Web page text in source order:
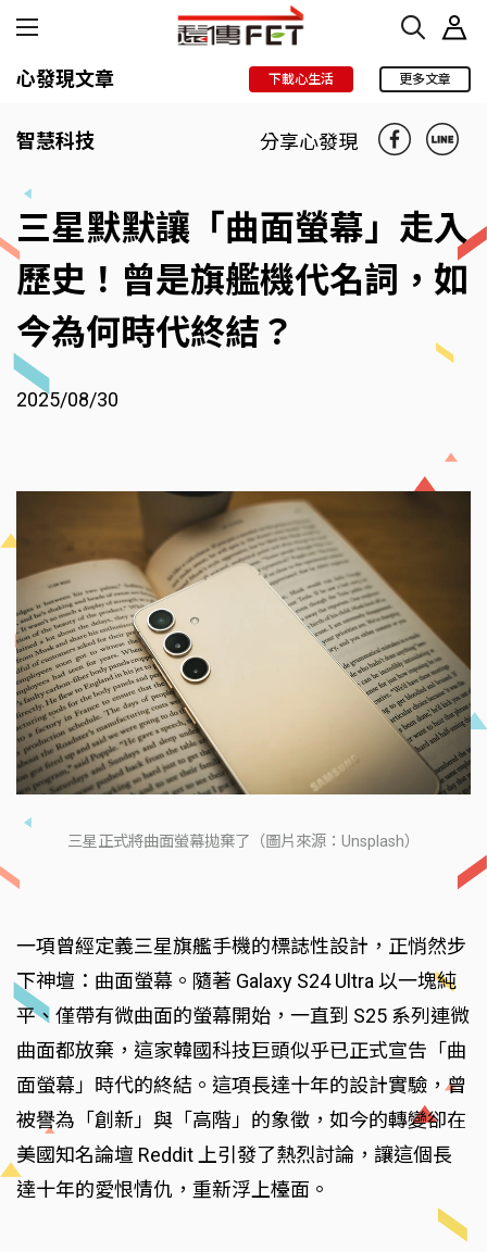
心發現文章 下載心生活 更多文章
智慧科技 分享心發現
三星默默讓「曲面螢幕」走入
歷史！曾是旗艦機代名詞，如
今為何時代終結？
2025/08/30
三星正式將曲面螢幕拋棄了（圖片來源：Unsplash）
一項曾經定義三星旗艦手機的標誌性設計，正悄然步
下神壇：曲面螢幕。隨著 Galaxy S24 Ultra 以一塊純
平、僅帶有微曲面的螢幕開始，一直到 S25 系列連微
曲面都放棄，這家韓國科技巨頭似乎已正式宣告「曲
面螢幕」時代的終結。這項長達十年的設計實驗，曾
被譽為「創新」與「高階」的象徵，如今的轉變卻在
美國知名論壇 Reddit 上引發了熱烈討論，讓這個長
達十年的愛恨情仇，重新浮上檯面。